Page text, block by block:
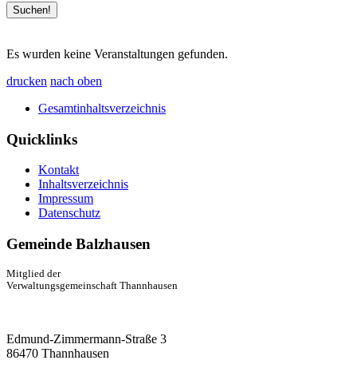
Es wurden keine Veranstaltungen gefunden.
drucken nach oben
Gesamtinhaltsverzeichnis
Quicklinks
Kontakt
Inhaltsverzeichnis
Impressum
Datenschutz
Gemeinde Balzhausen
Mitglied der
Verwaltungsgemeinschaft Thannhausen
Edmund-Zimmermann-Straße 3
86470 Thannhausen